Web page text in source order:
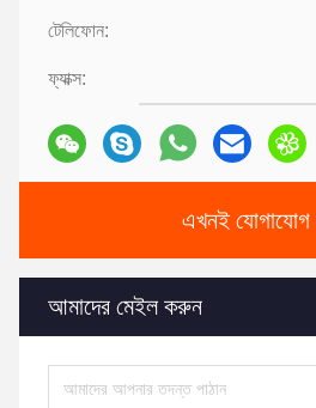
টেলিফোন:
ফ্যাক্স:
এখনই
আমাদের মেইল ​​করুন